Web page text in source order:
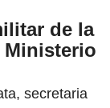
de la
Ministerio
secretaria